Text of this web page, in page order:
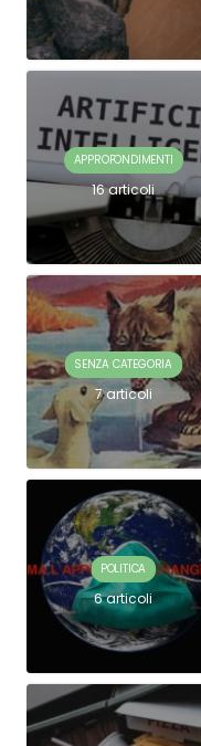
APPROFONDIMENTI
16 articoli
SENZA CATEGORIA
7 articoli
POLITICA
6 articoli